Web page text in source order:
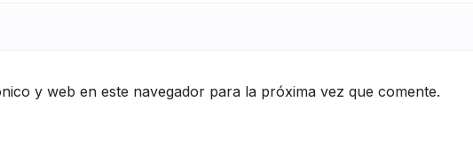
y web en este navegador para la próxima vez que comente.